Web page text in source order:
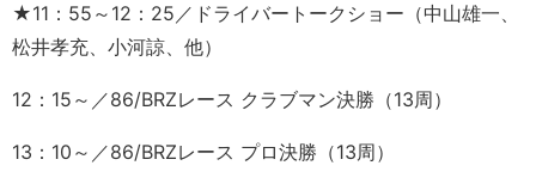
★11：55～12：25／ドライバートークショー（中山雄一、
松井孝充、小河諒、他）
12：15～／86/BRZレース クラブマン決勝（13周）
13：10～／86/BRZレース プロ決勝（13周）